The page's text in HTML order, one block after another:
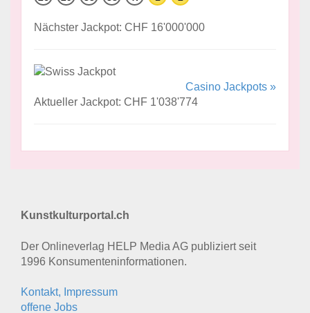
Nächster Jackpot: CHF 16'000'000
Casino Jackpots »
Aktueller Jackpot: CHF 1'038'774
Kunstkulturportal.ch
Der Onlineverlag HELP Media AG publiziert seit
1996 Konsumenten­informationen.
Kontakt, Impressum
offene Jobs